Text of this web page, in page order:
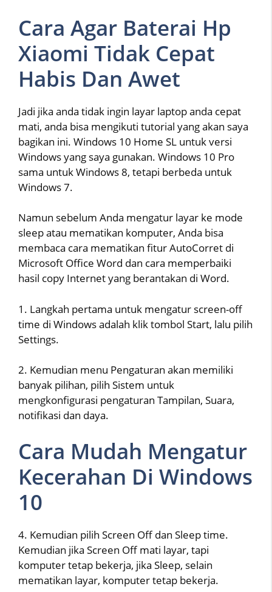
Cara Agar Baterai Hp
Xiaomi Tidak Cepat
Habis Dan Awet
Jadi jika anda tidak ingin layar laptop anda cepat
mati, anda bisa mengikuti tutorial yang akan saya
bagikan ini. Windows 10 Home SL untuk versi
Windows yang saya gunakan. Windows 10 Pro
sama untuk Windows 8, tetapi berbeda untuk
Windows 7.
Namun sebelum Anda mengatur layar ke mode
sleep atau mematikan komputer, Anda bisa
membaca cara mematikan fitur AutoCorret di
Microsoft Office Word dan cara memperbaiki
hasil copy Internet yang berantakan di Word.
1. Langkah pertama untuk mengatur screen-off
time di Windows adalah klik tombol Start, lalu pilih
Settings.
2. Kemudian menu Pengaturan akan memiliki
banyak pilihan, pilih Sistem untuk
mengkonfigurasi pengaturan Tampilan, Suara,
notifikasi dan daya.
Cara Mudah Mengatur
Kecerahan Di Windows
10
4. Kemudian pilih Screen Off dan Sleep time.
Kemudian jika Screen Off mati layar, tapi
komputer tetap bekerja, jika Sleep, selain
mematikan layar, komputer tetap bekerja.